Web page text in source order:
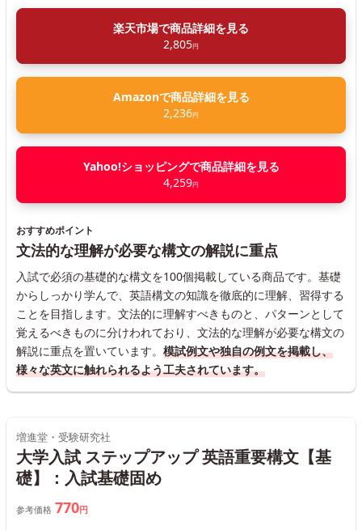
楽天市場で商品詳細を見る
2,805円
Amazonで商品詳細を見る
2,236円
Yahoo!ショッピングで商品詳細を見る
4,259円
おすすめポイント
文法的な理解が必要な構文の解説に重点
入試で必須の基礎的な構文を100個掲載している商品です。基礎
からしっかり学んで、英語構文の知識を徹底的に理解、習得する
ことを目指します。文法的に理解すべきものと、パターンとして
覚えるべきものに分けわれており、文法的な理解が必要な構文の
解説に重点を置いています。 模試例文や独自の例文を掲載し、
様々な英文に触れられるよう工夫されています。
増進堂・受験研究社
大学入試 ステップアップ 英語重要構文【基
礎】：入試基礎固め
参考価格 770円